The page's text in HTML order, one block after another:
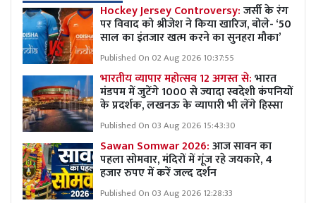
Hockey Jersey Controversy:जर्सी के रंग
पर विवाद को श्रीजेश ने किया खारिज, बोले- ‘50
साल का इंतजार खत्म करने का सुनहरा मौका’
Published On 02 Aug 2026 10:37:55
भारतीय व्यापार महोत्सव 12 अगस्त से:भारत
मंडपम में जुटेंगे 1000 से ज्यादा स्वदेशी कंपनियों
के प्रदर्शक, लखनऊ के व्यापारी भी लेंगे हिस्सा
Published On 03 Aug 2026 15:43:30
Sawan Somwar 2026:आज सावन का
पहला सोमवार, मंदिरों में गूंज रहे जयकारे, 4
हजार रुपए में करें जल्द दर्शन
Published On 03 Aug 2026 12:28:33